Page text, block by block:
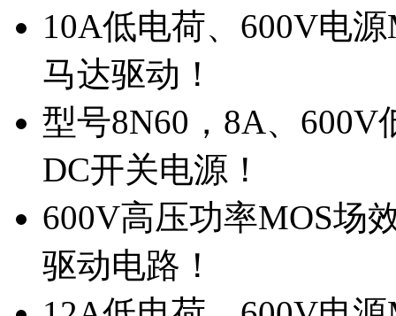
10A低电荷、600V电
马达驱动！
型号8N60，8A、
DC开关电源！
600V高压功率MOS场
驱动电路！